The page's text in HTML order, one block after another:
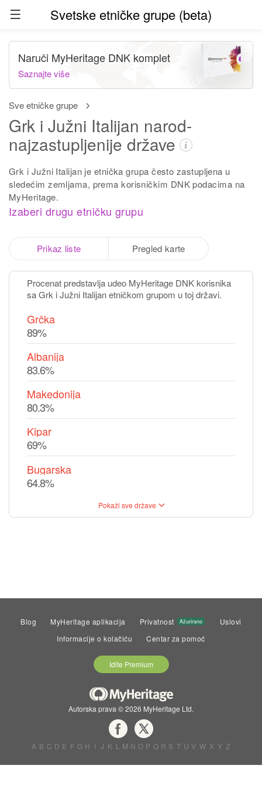
Svetske etničke grupe (beta)
Sve etničke grupe
Grk i Južni Italijan narod-
najzastupljenije države
Grk i Južni Italijan je etnička grupa često zastupljena u
sledećim zemljama, prema korisničkim DNK podacima na
MyHeritage.
Izaberi drugu etničku grupu
Naruči MyHeritage DNK komplet
Saznajte više
Prikaz liste Pregled karte
Procenat predstavlja udeo MyHeritage DNK korisnika
sa Grk i Južni Italijan etničkom grupom u toj državi.
Grčka
89%
Albanija
83.6%
Makedonija
80.3%
Kipar
69%
Bugarska
64.8%
Pokaži sve države
Blog MyHeritage aplikacija Privatnost Ažurirano
Uslovi
Informacije o kolačiću
Centar za pomoć
Idite Premium
Autorska prava © 2026 MyHeritage Ltd.
A B C D E F G H I J K L M N O P Q R S T U V W X Y Z